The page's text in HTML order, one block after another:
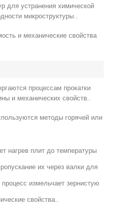
для устранения химической
микроструктуры..
и механические свойства
процессам прокатки
и механических свойств..
методы горячей или
нагрев плит до температуры
их через валки для
измельчает зернистую
свойства..